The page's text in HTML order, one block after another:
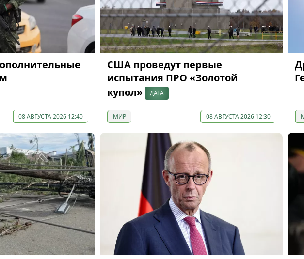
08 АВГУСТА 2026 12:40
США проведут первые
испытания ПРО «Золотой
купол»
ДАТА
МИР 08 АВГУСТА 2026 12:30